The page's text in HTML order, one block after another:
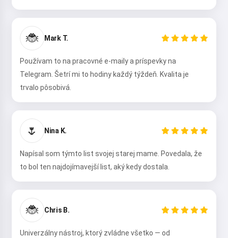
🐞 Mark T.
Používam to na pracovné e-maily a príspevky na
Telegram. Šetrí mi to hodiny každý týždeň. Kvalita je
trvalo pôsobivá.
🌷 Nina K.
Napísal som týmto list svojej starej mame. Povedala, že
to bol ten najdojímavejší list, aký kedy dostala.
🐞 Chris B.
Univerzálny nástroj, ktorý zvládne všetko — od